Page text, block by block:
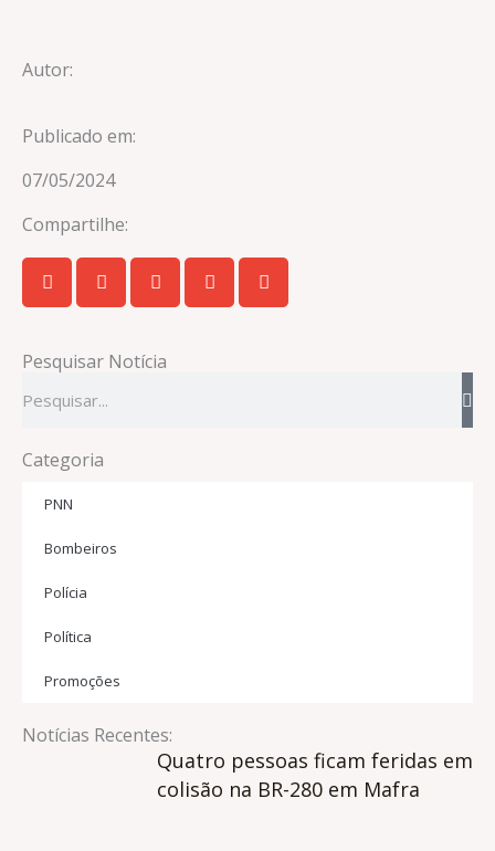
Autor:
Publicado em:
07/05/2024
Compartilhe:
Pesquisar Notícia
Categoria
PNN
Bombeiros
Polícia
Política
Promoções
Notícias Recentes:
Quatro pessoas ficam feridas em
colisão na BR-280 em Mafra